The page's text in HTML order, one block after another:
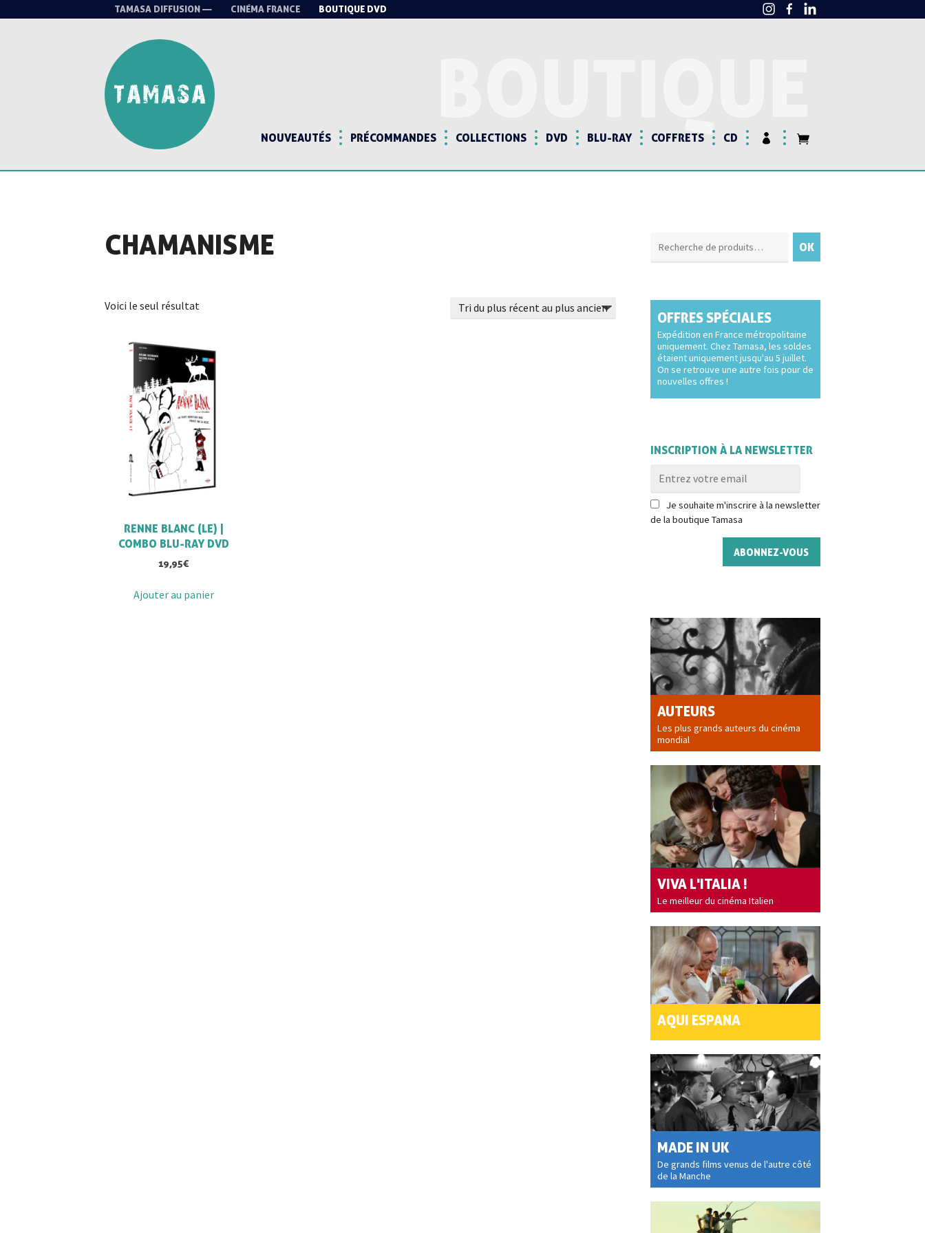
TAMASA DIFFUSION — CINÉMA FRANCE BOUTIQUE DVD
NOUVEAUTÉS PRÉCOMMANDES COLLECTIONS DVD BLU-RAY COFFRETS CD
CHAMANISME
Voici le seul résultat
RENNE BLANC (LE) |
COMBO BLU-RAY DVD
19,95€
Ajouter au panier
OK
OFFRES SPÉCIALES
Expédition en France métropolitaine
uniquement. Chez Tamasa, les soldes
étaient uniquement jusqu'au 5 juillet.
On se retrouve une autre fois pour de
nouvelles offres !
INSCRIPTION À LA NEWSLETTER
Je souhaite m'inscrire à la newsletter
de la boutique Tamasa
AUTEURS
Les plus grands auteurs du cinéma
mondial
VIVA L'ITALIA !
Le meilleur du cinéma Italien
AQUI ESPANA
MADE IN UK
De grands films venus de l'autre côté
de la Manche